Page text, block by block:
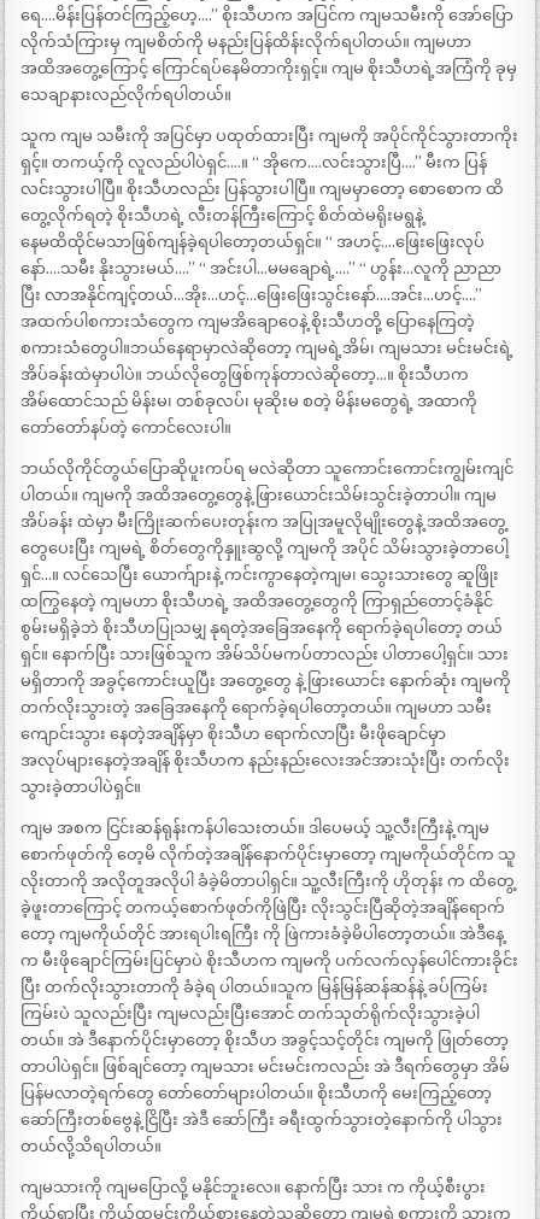
ရေ….မိန်းပြန်တင်ကြည့်ဟေ့….” စိုးသီဟက အပြင်က ကျမသမီးကို အော်ပြော
လိုက်သံကြားမှ ကျမစိတ်ကို မနည်းပြန်ထိန်းလိုက်ရပါတယ်။ ကျမဟာ
အထိအတွေ့ကြောင့် ကြောင်ရပ်နေမိတာကိုးရှင့်။ ကျမ စိုးသီဟရဲ့အကြံကို ခုမှ
သေချာနားလည်လိုက်ရပါတယ်။
သူက ကျမ သမီးကို အပြင်မှာ ပထုတ်ထားပြီး ကျမကို အပိုင်ကိုင်သွားတာကိုး
ရှင့်။ တကယ့်ကို လူလည်ပါပဲရှင်….။ “ အိုကေ….လင်းသွားပြီ….” မီးက ပြန်
လင်းသွားပါပြီ။ စိုးသီဟလည်း ပြန်သွားပါပြီ။ ကျမမှာတော့ စောစောက ထိ
တွေ့လိုက်ရတဲ့ စိုးသီဟရဲ့ လီးတန်ကြီးကြောင့် စိတ်ထဲမရိုးမရွနဲ့
နေမထိထိုင်မသာဖြစ်ကျန်ခဲ့ရပါတော့တယ်ရှင်။ “ အဟင့်….ဖြေးဖြေးလုပ်
နော်….သမီး နိုးသွားမယ်….” “ အင်းပါ…မမချောရဲ့….” “ ဟွန်း…လူကို ညာညာ
ပြီး လာအနိုင်ကျင့်တယ်…အိုး…ဟင့်…ဖြေးဖြေးသွင်းနော်….အင်း…ဟင့်….”
အထက်ပါစကားသံတွေက ကျမအိချောဝေနဲ့ စိုးသီဟတို့ ပြောနေကြတဲ့
စကားသံတွေပါ။ဘယ်နေရာမှာလဲဆိုတော့ ကျမရဲ့အိမ်၊ ကျမသား မင်းမင်းရဲ့
အိပ်ခန်းထဲမှာပါပဲ။ ဘယ်လိုတွေဖြစ်ကုန်တာလဲဆိုတော့…။ စိုးသီဟက
အိမ်ထောင်သည် မိန်းမ၊ တစ်ခုလပ်၊ မုဆိုးမ စတဲ့ မိန်းမတွေရဲ့ အထာကို
တော်တော်နပ်တဲ့ ကောင်လေးပါ။
ဘယ်လိုကိုင်တွယ်ပြောဆိုပူးကပ်ရ မလဲဆိုတာ သူကောင်းကောင်းကျွမ်းကျင်
ပါတယ်။ ကျမကို အထိအတွေ့တွေနဲ့ ဖြားယောင်းသိမ်းသွင်းခဲ့တာပါ။ ကျမ
အိပ်ခန်း ထဲမှာ မီးကြိုးဆက်ပေးတုန်းက အပြုအမူလိုမျိုးတွေနဲ့ အထိအတွေ့
တွေပေးပြီး ကျမရဲ့ စိတ်တွေကိုနှူးဆွလို့ ကျမကို အပိုင် သိမ်းသွားခဲ့တာပေါ့
ရှင်…။ လင်သေပြီး ယောက်ျားနဲ့ ကင်းကွာနေတဲ့ကျမ၊ သွေးသားတွေ ဆူဖြိုး
ထကြွနေတဲ့ ကျမဟာ စိုးသီဟရဲ့ အထိအတွေ့တွေကို ကြာရှည်တောင့်ခံနိုင်
စွမ်းမရှိခဲ့ဘဲ စိုးသီဟပြုသမျှ နုရတဲ့အခြေအနေကို ရောက်ခဲ့ရပါတော့ တယ်
ရှင်။ နောက်ပြီး သားဖြစ်သူက အိမ်သိပ်မကပ်တာလည်း ပါတာပေါ့ရှင်။ သား
မရှိတာကို အခွင့်ကောင်းယူပြီး အတွေ့တွေ နဲ့ ဖြားယောင်း နောက်ဆုံး ကျမကို
တက်လိုးသွားတဲ့ အခြေအနေကို ရောက်ခဲ့ရပါတော့တယ်။ ကျမဟာ သမီး
ကျောင်းသွား နေတဲ့အချိန်မှာ စိုးသီဟ ရောက်လာပြီး မီးဖိုချောင်မှာ
အလုပ်များနေတဲ့အချိန် စိုးသီဟက နည်းနည်းလေးအင်အားသုံးပြီး တက်လိုး
သွားခဲ့တာပါပဲရှင်။
ကျမ အစက ငြင်းဆန်ရုန်းကန်ပါသေးတယ်။ ဒါပေမယ့် သူ့လီးကြီးနဲ့ ကျမ
စောက်ဖုတ်ကို တေ့မိ လိုက်တဲ့အချိန်နောက်ပိုင်းမှာတော့ ကျမကိုယ်တိုင်က သူ
လိုးတာကို အလိုတူအလိုပါ ခံခဲ့မိတာပါရှင်။ သူ့လီးကြီးကို ဟိုတုန်း က ထိတွေ့
ခဲ့ဖူးတာကြောင့် တကယ့်စောက်ဖုတ်ကိုဖြဲပြီး လိုးသွင်းပြီဆိုတဲ့အချိန်ရောက်
တော့ ကျမကိုယ်တိုင် အားရပါးရကြီး ကို ဖြဲကားခံခဲ့မိပါတော့တယ်။ အဲဒီနေ့
က မီးဖိုချောင်ကြမ်းပြင်မှာပဲ စိုးသီဟက ကျမကို ပက်လက်လှန်ပေါင်ကားခိုင်း
ပြီး တက်လိုးသွားတာကို ခံခဲ့ရ ပါတယ်။သူက မြန်မြန်ဆန်ဆန်နဲ့ ခပ်ကြမ်း
ကြမ်းပဲ သူလည်းပြီး ကျမလည်းပြီးအောင် တက်သုတ်ရိုက်လိုးသွားခဲ့ပါ
တယ်။ အဲ ဒီနောက်ပိုင်းမှာတော့ စိုးသီဟ အခွင့်သင့်တိုင်း ကျမကို ဖြုတ်တော့
တာပါပဲရှင်။ ဖြစ်ချင်တော့ ကျမသား မင်းမင်းကလည်း အဲ ဒီရက်တွေမှာ အိမ်
ပြန်မလာတဲ့ရက်တွေ တော်တော်များပါတယ်။ စိုးသီဟကို မေးကြည့်တော့
ဆော်ကြီးတစ်ဗွေနဲ့ ငြိပြီး အဲဒီ ဆော်ကြီး ခရီးထွက်သွားတဲ့နောက်ကို ပါသွား
တယ်လို့သိရပါတယ်။
ကျမသားကို ကျမပြောလို့ မနိုင်ဘူးလေ။ နောက်ပြီး သား က ကိုယ့်စီးပွား
ကိုယ်ရှာပြီး ကိုယ့်ထမင်းကိုယ်စားနေတဲ့သူဆိုတော့ ကျမရဲ့စကားကို သားက